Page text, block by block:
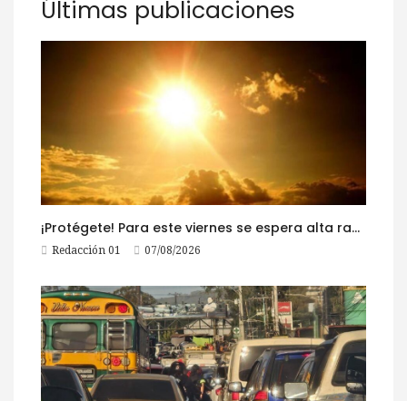
Últimas publicaciones
¡Protégete! Para este viernes se espera alta radiación solar
Redacción 01 07/08/2026